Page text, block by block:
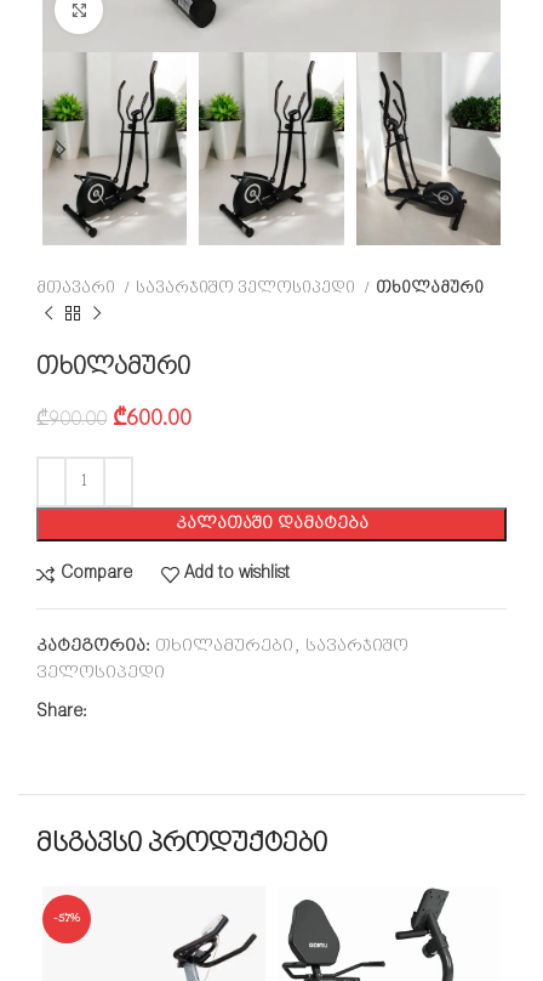
Click to enlarge
მთავარი სავარჯიშო ველოსიპედი თხილამური
თხილამური
₾900.00 ₾600.00
ᲙᲐᲚᲐᲗᲐᲨᲘ ᲓᲐᲛᲐᲢᲔᲑᲐ
Compare Add to wishlist
კატეგორია: თხილამურები , სავარჯიშო
ველოსიპედი
Share:
მსგავსი პროდუქტები
-57%